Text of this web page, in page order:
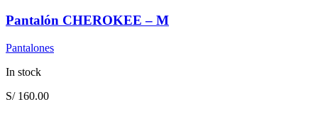
Pantalón CHEROKEE – M
Pantalones
In stock
S/160.00